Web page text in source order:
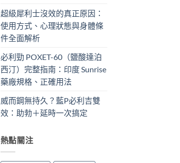
超級犀利士沒效的真正原因：
使用方式、心理狀態與身體條
件全面解析
必利勁 POXET-60（鹽酸達泊
西汀）完整指南：印度 Sunrise
藥廠規格、正確用法
威而鋼無持久？藍P必利吉雙
效：助勃＋延時一次搞定
熱點關注